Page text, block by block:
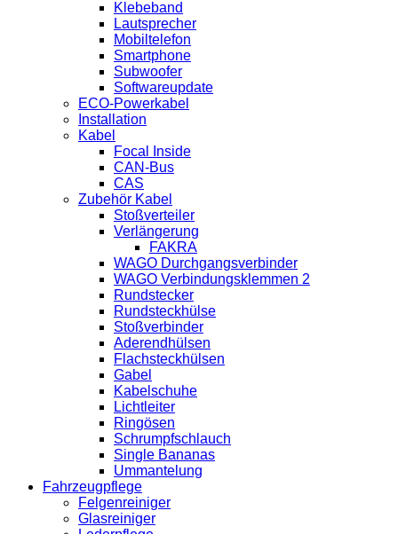
Klebeband
Lautsprecher
Mobiltelefon
Smartphone
Subwoofer
Softwareupdate
ECO-Powerkabel
Installation
Kabel
Focal Inside
CAN-Bus
CAS
Zubehör Kabel
Stoßverteiler
Verlängerung
FAKRA
WAGO Durchgangsverbinder
WAGO Verbindungsklemmen 2
Rundstecker
Rundsteckhülse
Stoßverbinder
Aderendhülsen
Flachsteckhülsen
Gabel
Kabelschuhe
Lichtleiter
Ringösen
Schrumpfschlauch
Single Bananas
Ummantelung
Fahrzeugpflege
Felgenreiniger
Glasreiniger